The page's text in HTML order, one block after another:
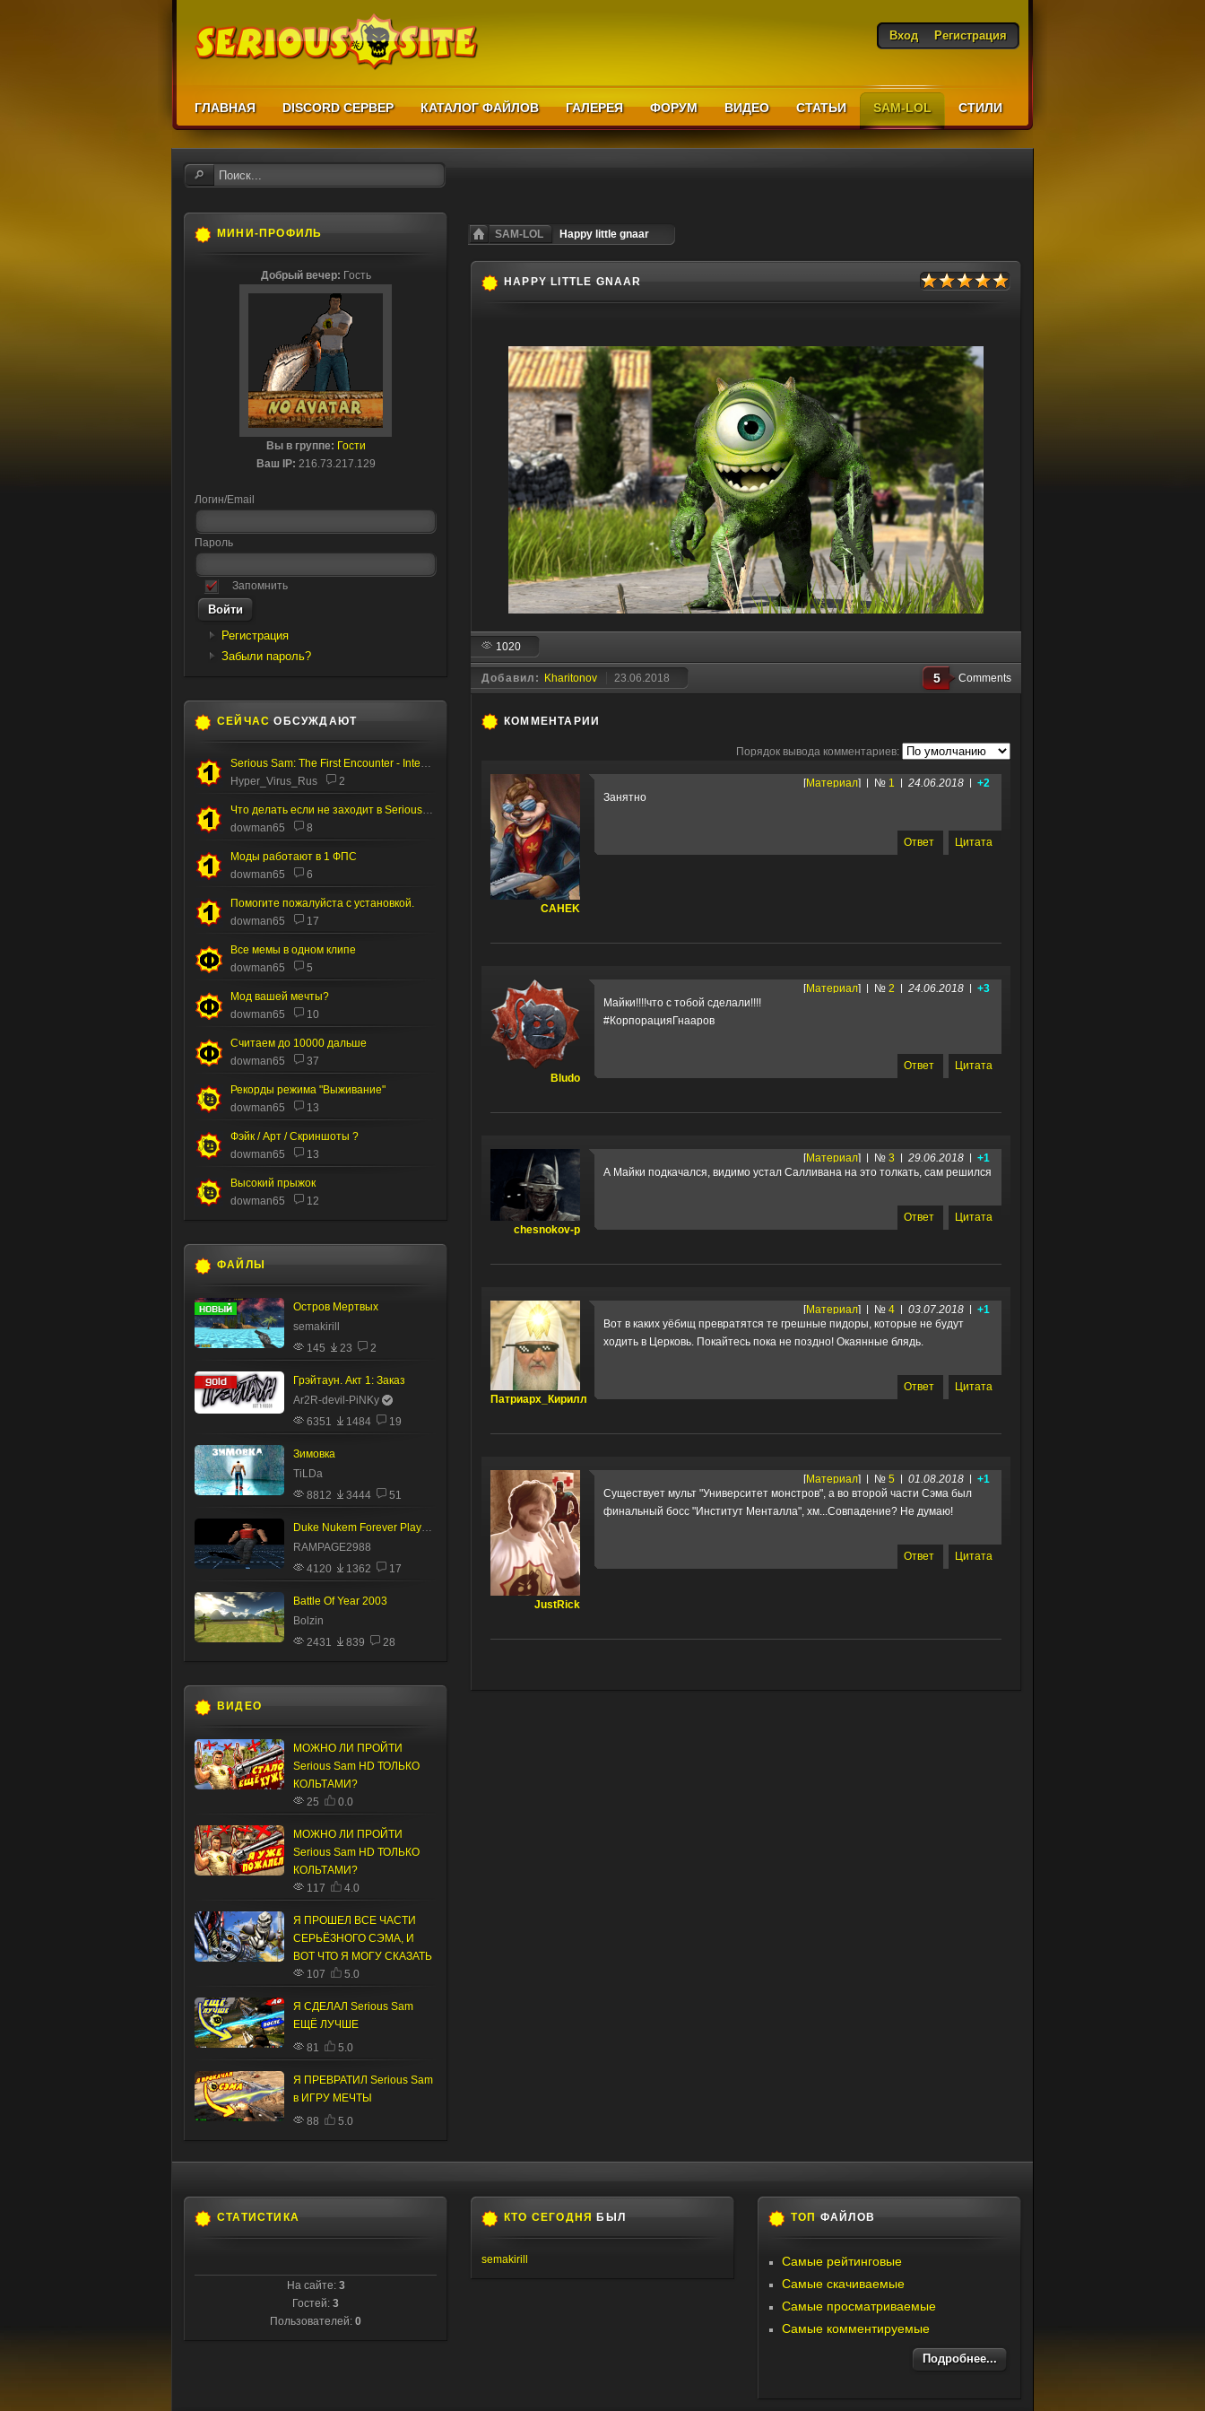
Вход Регистрация
ГЛАВНАЯ DISCORD СЕРВЕР КАТАЛОГ ФАЙЛОВ ГАЛЕРЕЯ ФОРУМ ВИДЕО СТАТЬИ SAM-LOL CТИЛИ
SAM-LOL Happy little gnaar
HAPPY LITTLE GNAAR
1020
Добавил: Kharitonov 23.06.2018 5 Comments
КОММЕНТАРИИ
Порядок вывода комментариев:
CAHEK
[Материал] | № 1 24.06.2018
+2
Занятно
Ответ Цитата
Bludo
[Материал] | № 2 24.06.2018
+3
Майки!!!!что с тобой сделали!!!!
#КорпорацияГнааров
Ответ Цитата
chesnokov-p
[Материал] | № 3 29.06.2018
+1
А Майки подкачался, видимо устал Салливана на это толкать, сам решился
Ответ Цитата
Патриаpх_Кирилл
[Материал] | № 4 03.07.2018
+1
Вот в каких уёбищ превратятся те грешные пидоры, которые не будут
ходить в Церковь. Покайтесь пока не поздно! Окаянные блядь.
Ответ Цитата
JustRick
[Материал] | № 5 01.08.2018
+1
Существует мульт "Университет монстров", а во второй части Сэма был
финальный босс "Институт Менталла", хм...Совпадение? Не думаю!
Ответ Цитата
МИНИ-ПРОФИЛЬ
Добрый вечер: Гость
Вы в группе: Гости
Ваш IP: 216.73.217.129
Логин/Email
Пароль
Запомнить
Регистрация
Забыли пароль?
СЕЙЧАС ОБСУЖДАЮТ
Serious Sam: The First Encounter - Internal Test
Hyper_Virus_Rus
2
Что делать если не заходит в Serious editor
dowman65
8
Моды работают в 1 ФПС
dowman65
6
Помогите пожалуйста с установкой.
dowman65
17
Все мемы в одном клипе
dowman65
5
Мод вашей мечты?
dowman65
10
Считаем до 10000 дальше
dowman65
37
Рекорды режима "Выживание"
dowman65
13
Фэйк / Арт / Скриншоты ?
dowman65
13
Высокий прыжок
dowman65
12
ФАЙЛЫ
Остров Мертвых
semakirill
145
23 2
Грэйтаун. Акт 1: Заказ
Ar2R-devil-PiNKy
6351
1484 19
Зимовка
TiLDa
8812
3444 51
Duke Nukem Forever Player Model
RAMPAGE2988
4120
1362 17
Battle Of Year 2003
Bolzin
2431
839 28
ВИДЕО
МОЖНО ЛИ ПРОЙТИ
Serious Sam HD ТОЛЬКО
КОЛЬТАМИ?
25
0.0
МОЖНО ЛИ ПРОЙТИ
Serious Sam HD ТОЛЬКО
КОЛЬТАМИ?
117
4.0
Я ПРОШЕЛ ВСЕ ЧАСТИ
СЕРЬЁЗНОГО СЭМА, И
ВОТ ЧТО Я МОГУ СКАЗАТЬ
107
5.0
Я СДЕЛАЛ Serious Sam
ЕЩЁ ЛУЧШЕ
81
5.0
Я ПРЕВРАТИЛ Serious Sam
в ИГРУ МЕЧТЫ
88
5.0
СТАТИСТИКА
На сайте: 3
Гостей: 3
Пользователей: 0
КТО СЕГОДНЯ БЫЛ
semakirill
ТОП ФАЙЛОВ
Самые рейтинговые
Самые скачиваемые
Самые просматриваемые
Самые комментируемые
Подробнее...